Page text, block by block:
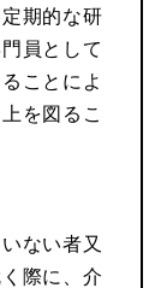
期的な研
員として
ことによ
を図るこ
ない者又
際に、介